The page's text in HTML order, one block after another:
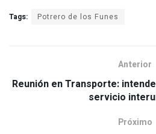
Tags: Potrero de los Funes
Anterior
Reunión en Transporte:
servicio
Próximo